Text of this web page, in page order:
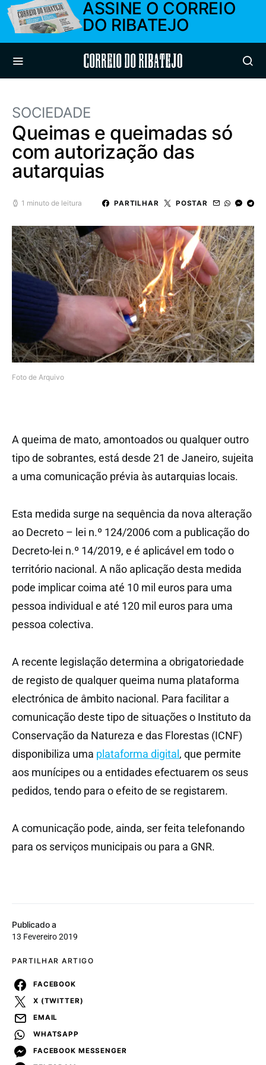
ASSINE O CORREIO
DO RIBATEJO
Correio do Ribatejo
SOCIEDADE
Queimas e queimadas só
com autorização das
autarquias
1 minuto de leitura PARTILHAR POSTAR
Foto de Arquivo
Publicado a
13 Fevereiro 2019
PARTILHAR ARTIGO
FACEBOOK
X (TWITTER)
EMAIL
WHATSAPP
FACEBOOK MESSENGER
A queima de mato, amontoados ou qualquer outro
tipo de sobrantes, está desde 21 de Janeiro, sujeita
a uma comunicação prévia às autarquias locais.
Esta medida surge na sequência da nova alteração
ao Decreto – lei n.º 124/2006 com a publicação do
Decreto-lei n.º 14/2019, e é aplicável em todo o
território nacional. A não aplicação desta medida
pode implicar coima até 10 mil euros para uma
pessoa individual e até 120 mil euros para uma
pessoa colectiva.
A recente legislação determina a obrigatoriedade
de registo de qualquer queima numa plataforma
electrónica de âmbito nacional. Para facilitar a
comunicação deste tipo de situações o Instituto da
Conservação da Natureza e das Florestas (ICNF)
disponibiliza uma plataforma digital, que permite
aos munícipes ou a entidades efectuarem os seus
pedidos, tendo para o efeito de se registarem.
A comunicação pode, ainda, ser feita telefonando
para os serviços municipais ou para a GNR.